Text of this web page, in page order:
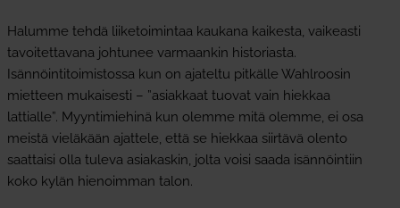
Halumme tehdä liiketoimintaa kaukana kaikesta, vaikeasti
tavoitettavana johtunee varmaankin historiasta.
Isännöintitoimistossa kun on ajateltu pitkälle Wahlroosin
mietteen mukaisesti – ”asiakkaat tuovat vain hiekkaa
lattialle”. Myyntimiehinä kun olemme mitä olemme, ei osa
meistä vieläkään ajattele, että se hiekkaa siirtävä olento
saattaisi olla tuleva asiakaskin, jolta voisi saada isännöintiin
koko kylän hienoimman talon.